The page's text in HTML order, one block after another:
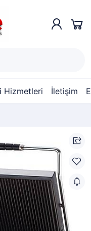
Hizmetleri İletişim